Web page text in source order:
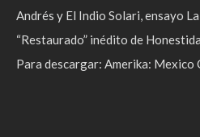
Andrés y El Indio Solari, ensayo
“Restaurado” inédito de
Para descargar: Amerika: Mexico